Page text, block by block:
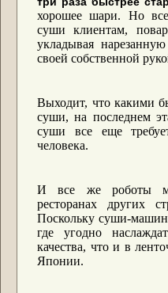
хорошее шари. Но
суши клиентам,
укладывая
своей собственной
Выходит, что какими
суши, на последнем
суши все еще
человека.
И все же роботы
ресторанах других
Поскольку суши-
где угодно
качества, что и в
Японии.